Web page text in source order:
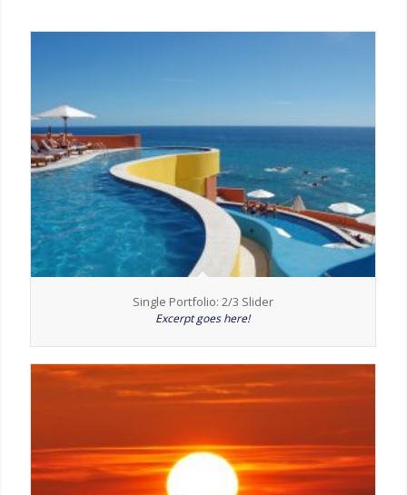
Single Portfolio: 2/3 Slider
Excerpt goes here!